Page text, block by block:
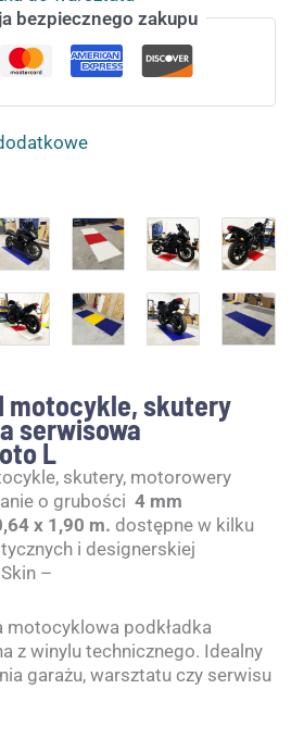
bezpiecznego zakupu
motocykle, skutery
serwisowa
L
skutery, motorowery
o grubości 4 mm
x 1,90 m. dostępne w kilku
i designerskiej
–
motocyklowa podkładka
z winylu technicznego. Idealny
garażu, warsztatu czy serwisu